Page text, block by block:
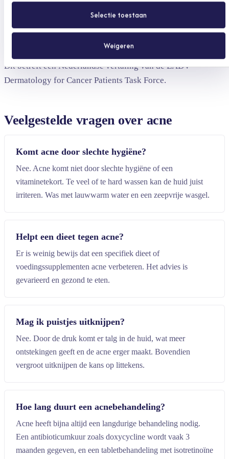
Selectie toestaan
Weigeren
bij acne-achtige uitslag door kankerbehandeling,
overleg met je arts.
Dit betreft een Nederlandse vertaling van de EADV
Dermatology for Cancer Patients Task Force.
Veelgestelde vragen over acne
Komt acne door slechte hygiëne?
Nee. Acne komt niet door slechte hygiëne of een
vitaminetekort. Te veel of te hard wassen kan de huid juist
irriteren. Was met lauwwarm water en een zeepvrije wasgel.
Helpt een dieet tegen acne?
Er is weinig bewijs dat een specifiek dieet of
voedingssupplementen acne verbeteren. Het advies is
gevarieerd en gezond te eten.
Mag ik puistjes uitknijpen?
Nee. Door de druk komt er talg in de huid, wat meer
ontstekingen geeft en de acne erger maakt. Bovendien
vergroot uitknijpen de kans op littekens.
Hoe lang duurt een acnebehandeling?
Acne heeft bijna altijd een langdurige behandeling nodig.
Een antibioticumkuur zoals doxycycline wordt vaak 3
maanden gegeven, en een tabletbehandeling met isotretinoïne